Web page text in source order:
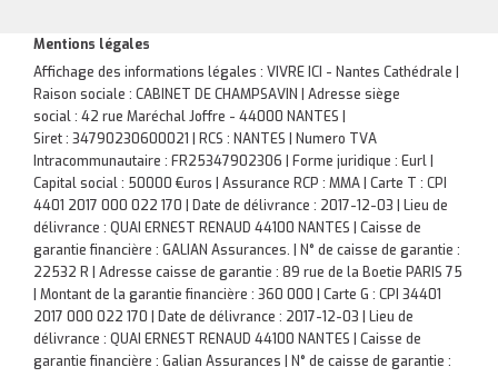
Mentions légales
Affichage des informations légales : VIVRE ICI - Nantes Cathédrale |
Raison sociale : CABINET DE CHAMPSAVIN | Adresse siège
social : 42 rue Maréchal Joffre - 44000 NANTES |
Siret : 34790230600021 | RCS : NANTES | Numero TVA
Intracommunautaire : FR25347902306 | Forme juridique : Eurl |
Capital social : 50000 €uros | Assurance RCP : MMA | Carte T : CPI
4401 2017 000 022 170 | Date de délivrance : 2017-12-03 | Lieu de
délivrance : QUAI ERNEST RENAUD 44100 NANTES | Caisse de
garantie financière : GALIAN Assurances. | N° de caisse de garantie :
22532 R | Adresse caisse de garantie : 89 rue de la Boetie PARIS 75
| Montant de la garantie financière : 360 000 | Carte G : CPI 34401
2017 000 022 170 | Date de délivrance : 2017-12-03 | Lieu de
délivrance : QUAI ERNEST RENAUD 44100 NANTES | Caisse de
garantie financière : Galian Assurances | N° de caisse de garantie :